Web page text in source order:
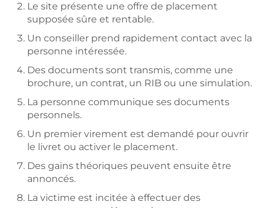
Le site présente une offre de placement
supposée sûre et rentable.
Un conseiller prend rapidement contact avec la
personne intéressée.
Des documents sont transmis, comme une
brochure, un contrat, un RIB ou une simulation.
La personne communique ses documents
personnels.
Un premier virement est demandé pour ouvrir
le livret ou activer le placement.
Des gains théoriques peuvent ensuite être
annoncés.
La victime est incitée à effectuer des